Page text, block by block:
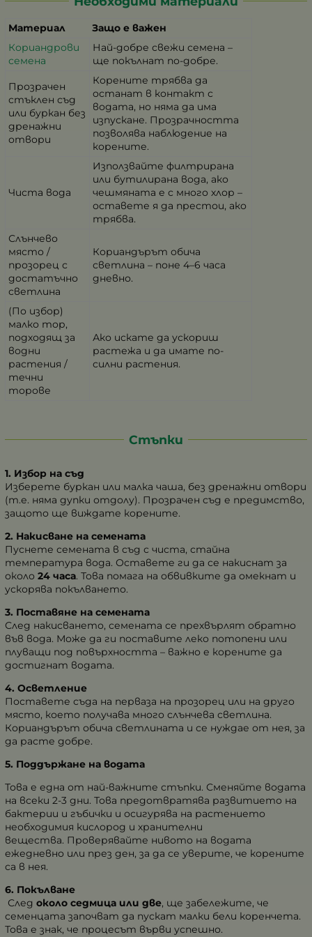
Материал
Защо е важен
Кориандрови
семена
Най-добре свежи семена –
ще покълнат по-добре.
Прозрачен
стъклен съд
или буркан без
дренажни
отвори
Корените трябва да
останат в контакт с
водата, но няма да има
изпускане. Прозрачността
позволява наблюдение на
корените.
Чиста вода
Използвайте филтрирана
или бутилирана вода, ако
чешмяната е с много хлор –
оставете я да престои, ако
трябва.
Слънчево
място /
прозорец с
достатъчно
светлина
Кориандърът обича
светлина – поне 4–6 часа
дневно.
(По избор)
малко тор,
подходящ за
водни
растения /
течни
торове
Ако искате да ускориш
растежа и да имате по-
силни растения.
Стъпки
1. Избор на съд
Изберете буркан или малка чаша, без дренажни отвори
(т.е. няма дупки отдолу). Прозрачен съд е предимство,
защото ще виждате корените.
2. Накисване на семената
Пуснете семената в съд с чиста, стайна
температура вода. Оставете ги да се накиснат за
около 24 часа. Това помага на обвивките да омекнат и
ускорява покълването.
3. Поставяне на семената
След накисването, семената се прехвърлят обратно
във вода. Може да ги поставите леко потопени или
плуващи под повърхността – важно е корените да
достигнат водата.
4. Осветление
Поставете съда на перваза на прозорец или на друго
място, което получава много слънчева светлина.
Кориандърът обича светлината и се нуждае от нея, за
да расте добре.
5. Поддържане на водата
Това е една от най-важните стъпки. Сменяйте водата
на всеки 2-3 дни. Това предотвратява развитието на
бактерии и гъбички и осигурява на растението
необходимия кислород и хранителни
вещества. Проверявайте нивото на водата
ежедневно или през ден, за да се уверите, че корените
са в нея.
6. Покълване
След около седмица или две, ще забележите, че
семенцата започват да пускат малки бели коренчета.
Това е знак, че процесът върви успешно.